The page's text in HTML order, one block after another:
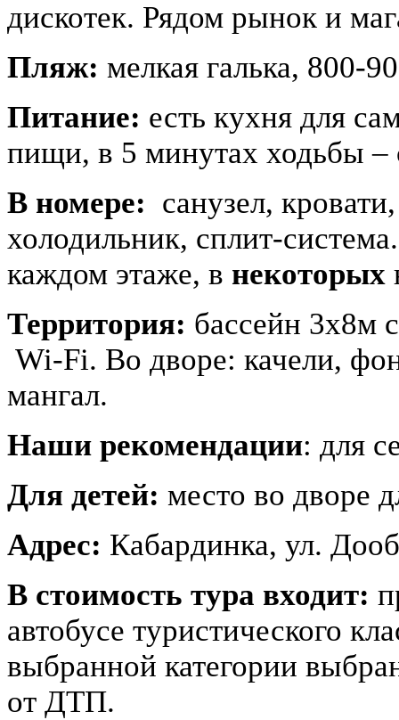
дискотек. Рядом рынок и
Пляж: мелкая галька, 800-
Питание: есть кухня для
пищи, в 5 минутах ходьбы –
В номере: санузел,
холодильник, сплит-
каждом этаже, в некоторых
Территория: бассейн 3х8м
Wi-Fi. Во дворе: качели,
мангал.
Наши рекомендации: для
Для детей: место во дворе
Адрес: Кабардинка, ул.
В стоимость тура входит:
автобусе туристического
выбранной категории
от ДТП.